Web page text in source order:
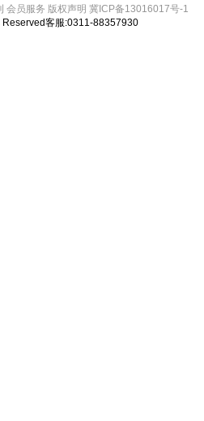
会员服务 版权声明 冀ICP备13016017号-1
客服:0311-88357930